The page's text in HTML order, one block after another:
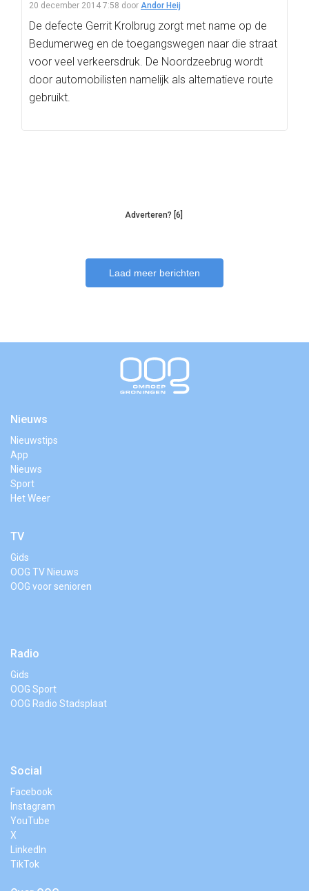
20 december 2014 7:58 door Andor Heij
De defecte Gerrit Krolbrug zorgt met name op de
Bedumerweg en de toegangswegen naar die straat
voor veel verkeersdruk. De Noordzeebrug wordt
door automobilisten namelijk als alternatieve route
gebruikt.
Adverteren? [6]
Laad meer berichten
Nieuws
Nieuwstips
App
Nieuws
Sport
Het Weer
TV
Gids
OOG TV Nieuws
OOG voor senioren
Radio
Gids
OOG Sport
OOG Radio Stadsplaat
Social
Facebook
Instagram
YouTube
X
LinkedIn
TikTok